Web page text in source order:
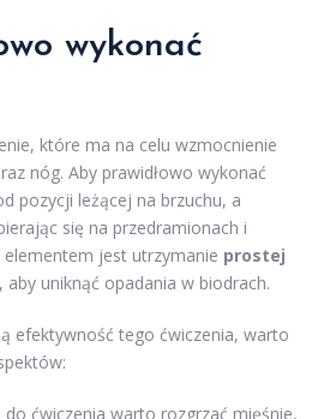
wykonać
które ma na celu wzmocnienie
nóg. Aby prawidłowo wykonać
pozycji leżącej na brzuchu, a
się na przedramionach i
jest utrzymanie prostej
aby uniknąć opadania w biodrach.
efektywność tego ćwiczenia, warto
do ćwiczenia warto rozgrzać mięśnie,